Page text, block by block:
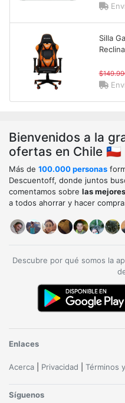
Silla
Bienvenidos a la
ofertas en Chile 🇨🇱
Más de 100.000 personas
Descuentoff, donde juntos
comentamos sobre las
a todos ahorrar y hacer
Descubre por qué somos la
Enlaces
Acerca Privacidad Términos
Síguenos